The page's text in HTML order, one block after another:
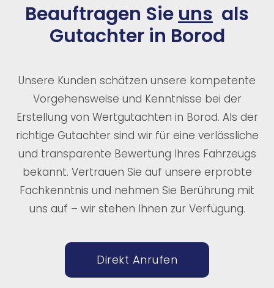
Beauftragen Sie uns als
Gutachter in Borod
Unsere Kunden schätzen unsere kompetente
Vorgehensweise und Kenntnisse bei der
Erstellung von Wertgutachten in Borod. Als der
richtige Gutachter sind wir für eine verlässliche
und transparente Bewertung Ihres Fahrzeugs
bekannt. Vertrauen Sie auf unsere erprobte
Fachkenntnis und nehmen Sie Berührung mit
uns auf – wir stehen Ihnen zur Verfügung.
Direkt Anrufen